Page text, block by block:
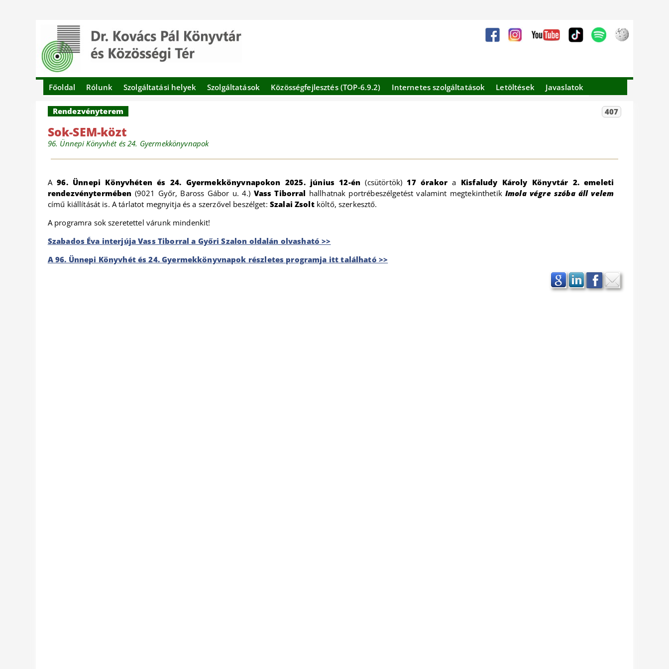
Főoldal Rólunk Szolgáltatási helyek Szolgáltatások Közösségfejlesztés (TOP-6.9.2) Internetes szolgáltatások Letöltések Javaslatok
407
Rendezvényterem
Sok-SEM-közt
96. Ünnepi Könyvhét és 24. Gyermekkönyvnapok
A96. Ünnepi Könyvhéten és 24. Gyermekkönyvnapokon 2025. június 12-én (csütörtök)17 órakor a Kisfaludy Károly Könyvtár 2. emeleti
rendezvénytermében (9021 Győr, Baross Gábor u. 4.) Vass Tiborral hallhatnak portrébeszélgetést valamint megtekinthetikImola végre szóba áll velem
című kiállítását is. A tárlatot megnyitja és a szerzővel beszélget: Szalai Zsoltköltő, szerkesztő.
A programra sok szeretettel várunk mindenkit!
Szabados Éva interjúja Vass Tiborral a Győri Szalon oldalán olvasható >>
A 96. Ünnepi Könyvhét és 24. Gyermekkönyvnapok részletes programja itt található >>